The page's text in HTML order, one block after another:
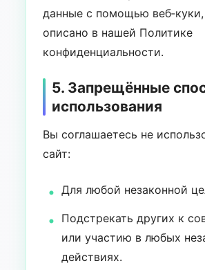
данные с помощью веб‑куки,
описано в нашей Политике
конфиденциальности.
5. Запрещённые
использования
Вы соглашаетесь не
сайт:
Для любой незаконной
Подстрекать других к
или участию в любых
действиях.